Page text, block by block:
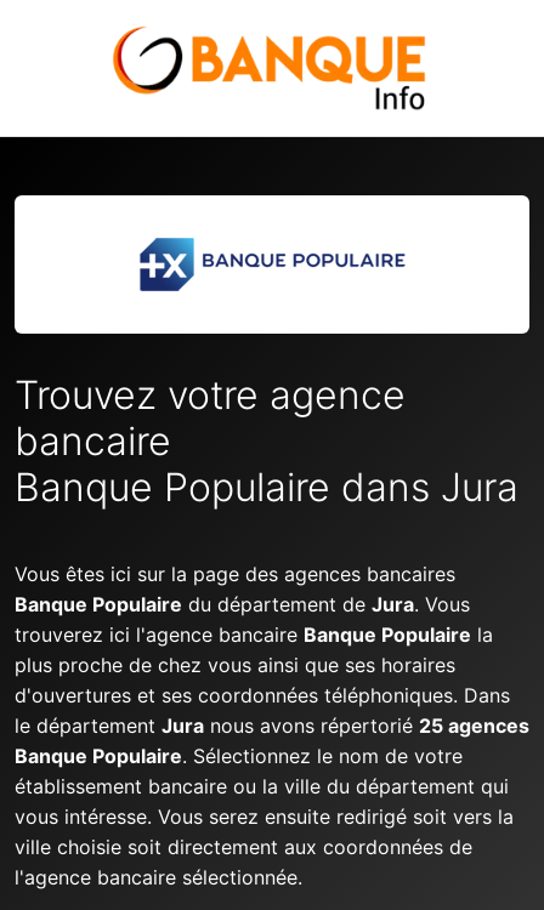
Trouvez votre agence
bancaire
Banque Populaire dans Jura
Vous êtes ici sur la page des agences bancaires
Banque Populaire du département de Jura. Vous
trouverez ici l'agence bancaire Banque Populaire la
plus proche de chez vous ainsi que ses horaires
d'ouvertures et ses coordonnées téléphoniques. Dans
le département Jura nous avons répertorié 25 agences
Banque Populaire. Sélectionnez le nom de votre
établissement bancaire ou la ville du département qui
vous intéresse. Vous serez ensuite redirigé soit vers la
ville choisie soit directement aux coordonnées de
l'agence bancaire sélectionnée.